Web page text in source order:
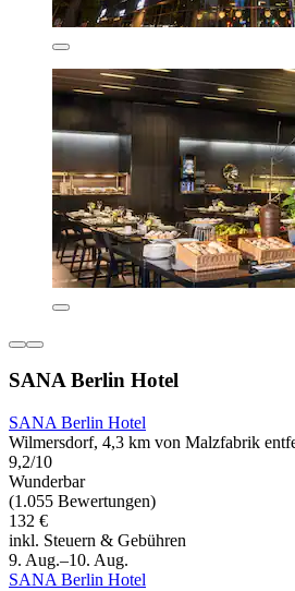
SANA Berlin Hotel
SANA Berlin Hotel
Wilmersdorf, 4,3 km von Malzfabrik
9,2/10
Wunderbar
(1.055 Bewertungen)
132 €
inkl. Steuern & Gebühren
9. Aug.–10. Aug.
SANA Berlin Hotel